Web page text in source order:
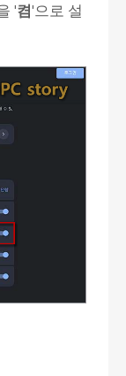
'켬'으로 설